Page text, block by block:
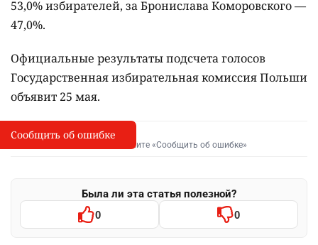
53,0% избирателей, за Бронислава Коморовского —
47,0%.
Официальные результаты подсчета голосов
Государственная избирательная комиссия Польши
объявит 25 мая.
I
Сообщить об опечатке
Выделите фрагмент и нажмите «Сообщить об ошибке»
Была ли эта статья полезной?
0 0
Сообщить об ошибке